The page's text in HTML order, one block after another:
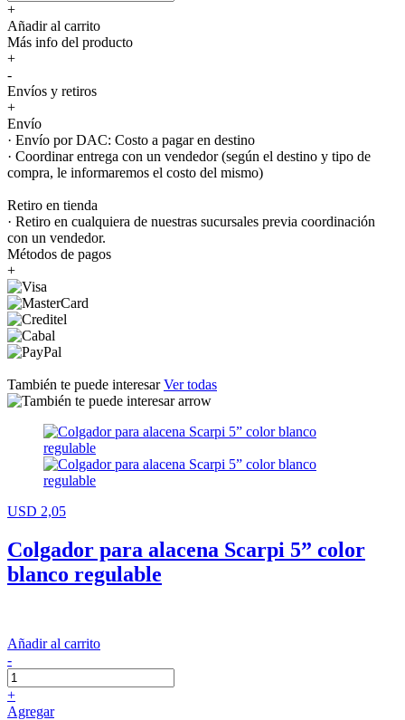
+
Añadir al carrito
Más info del producto
+
-
Envíos y retiros
+
Envío
· Envío por DAC: Costo a pagar en destino
· Coordinar entrega con un vendedor (según el destino y tipo de
compra, le informaremos el costo del mismo)
Retiro en tienda
· Retiro en cualquiera de nuestras sucursales previa coordinación
con un vendedor.
Métodos de pagos
+
También te puede interesarVer todas
USD 2,05
Colgador para alacena Scarpi 5” color
blanco regulable
Añadir al carrito
-
+
Agregar